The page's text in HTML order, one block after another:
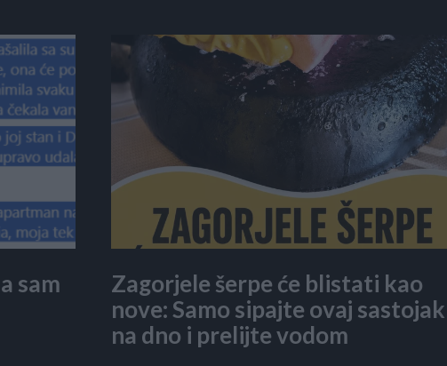
sam
Zagorjele šerpe će blistati kao
nove: Samo sipajte ovaj sastojak
na dno i prelijte vodom